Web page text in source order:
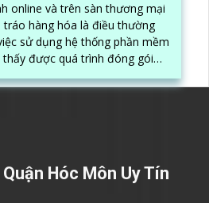
online và trên sàn thương mại
hàng hóa là điều thường
sử dụng hệ thống phần mềm
được quá trình đóng gói
là quy trình đóng gói cũng
dàng
Hóc Môn Uy Tín